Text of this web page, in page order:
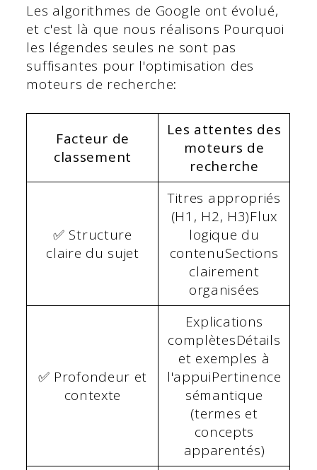
Les algorithmes de Google ont évolué,
et c'est là que nous réalisons Pourquoi
les légendes seules ne sont pas
suffisantes pour l'optimisation des
moteurs de recherche:
Facteur de
classement
Les attentes des
moteurs de
recherche
✅ Structure
claire du sujet
Titres appropriés
(H1, H2, H3)Flux
logique du
contenuSections
clairement
organisées
✅ Profondeur et
contexte
Explications
complètesDétails
et exemples à
l'appuiPertinence
sémantique
(termes et
concepts
apparentés)